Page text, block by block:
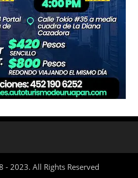
- 2023. All Rights Reserved